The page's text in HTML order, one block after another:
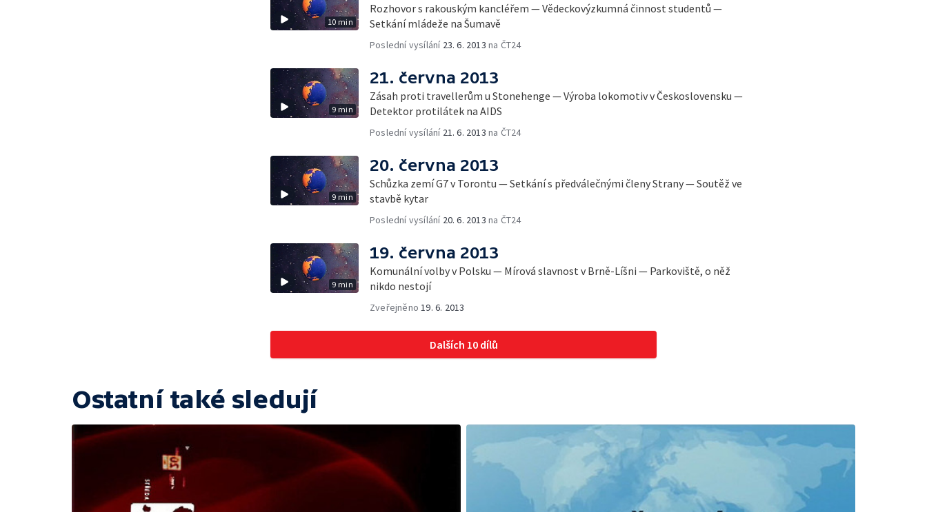
10 min
Rozhovor s rakouským kancléřem — Vědeckovýzkumná činnost studentů —
Setkání mládeže na Šumavě
Poslední vysílání 23. 6. 2013 na ČT24
9 min
21. června 2013
Zásah proti travellerům u Stonehenge — Výroba lokomotiv v Československu —
Detektor protilátek na AIDS
Poslední vysílání 21. 6. 2013 na ČT24
9 min
20. června 2013
Schůzka zemí G7 v Torontu — Setkání s předválečnými členy Strany — Soutěž ve
stavbě kytar
Poslední vysílání 20. 6. 2013 na ČT24
9 min
19. června 2013
Komunální volby v Polsku — Mírová slavnost v Brně-Líšni — Parkoviště, o něž
nikdo nestojí
Zveřejněno 19. 6. 2013
Dalších 10 dílů
Ostatní také sledují